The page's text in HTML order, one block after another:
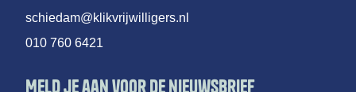
schiedam@klikvrijwilligers.nl
010 760 6421
Meld je aan voor de nieuwsbrief